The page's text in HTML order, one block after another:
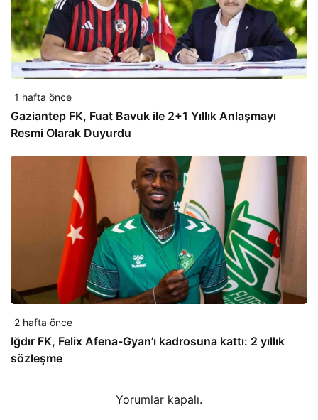
1 hafta önce
Gaziantep FK, Fuat Bavuk ile 2+1 Yıllık Anlaşmayı
Resmi Olarak Duyurdu
2 hafta önce
Iğdır FK, Felix Afena-Gyan’ı kadrosuna kattı: 2 yıllık
sözleşme
Yorumlar kapalı.